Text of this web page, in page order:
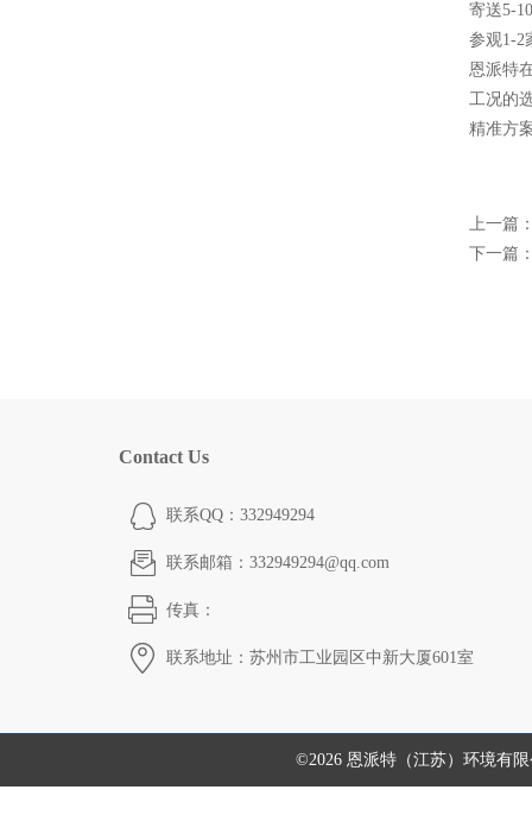
寄送5-
参观1-2
恩派特
工况的
精准方
上一篇
下一篇
Contact Us
联系QQ：332949294
联系邮箱：332949294@qq.com
传真：
联系地址：苏州市工业园区中新大厦601室
©2026 恩派特（江苏）环境有